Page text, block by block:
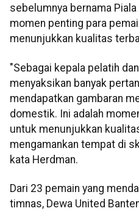
sebelumnya bernama
momen penting para
menunjukkan kualitas
"Sebagai kepala pelatih
menyaksikan banyak
mendapatkan gambaran
domestik. Ini adalah
untuk menunjukkan
mengamankan tempat di
kata Herdman.
Dari 23 pemain yang
timnas, Dewa United